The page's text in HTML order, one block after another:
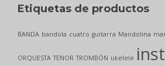
Etiquetas de productos
BANDA bandola cuatro guitarra Mandolina
ORQUESTA TENOR TROMBÓN ukelele